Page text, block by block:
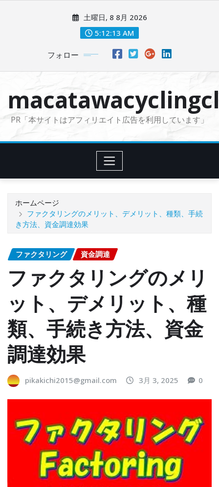
に
土曜日, 8 8月 2026
5:12:14 AM
フォロー
PR「本サイトはアフィリエイト広告を利用しています」
ホームページ
ファクタリングのメリット、デメリット、種類、手続
き方法、資金調達効果
ファクタリング 資金調達
ファクタリングのメリ
ット、デメリット、種
類、手続き方法、資金
調達効果
pikakichi2015@gmail.com 3月 3, 2025 0